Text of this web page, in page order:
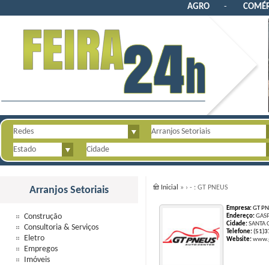
AGRO-
Arranjos Setoriais
Construção
Consultoria & Serviços
Eletro
Empregos
Imóveis
Inicial » › - : GT PNEUS
Empresa:GT
Endereço:
Cidade:SANTA
Telefone:
Website: